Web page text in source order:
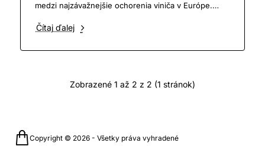
medzi najzávažnejšie ochorenia viniča v Európe.
Čítaj ďalej
Zobrazené 1 až 2 z 2 (1 stránok)
Copyright © 2026 - Všetky práva vyhradené